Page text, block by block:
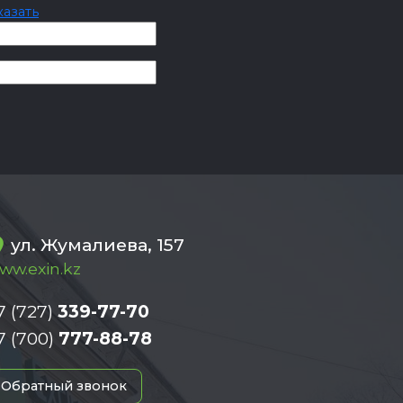
ул. Жумалиева, 157
(727) 339-77-70
(700) 777-88-78
Обратный звонок